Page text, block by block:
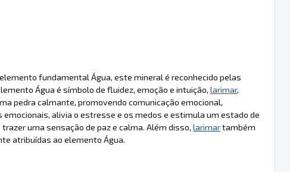
fundamental Água, este mineral é reconhecido pelas
Água é símbolo de fluidez, emoção e intuição, larimar,
pedra calmante, promovendo comunicação emocional,
alivia o estresse e os medos e estimula um estado de
uma sensação de paz e calma. Além disso, larimartambém
atribuídas ao elemento Água.